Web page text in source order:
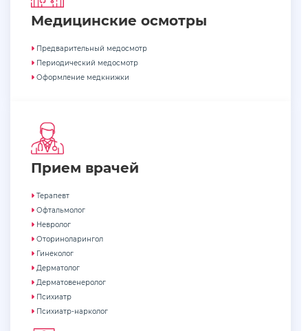
Медицинские осмотры
Предварительный медосмотр
Периодический медосмотр
Оформление медкнижки
Прием врачей
Терапевт
Офтальмолог
Невролог
Оториноларингол
Гинеколог
Дерматолог
Дерматовенеролог
Психиатр
Психиатр-нарколог